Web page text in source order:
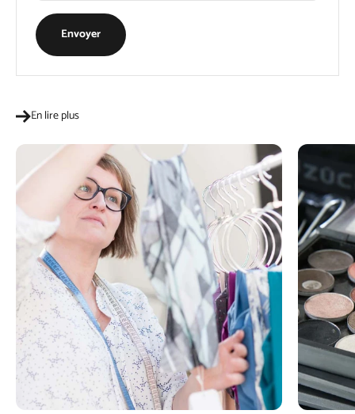
Envoyer
En lire plus